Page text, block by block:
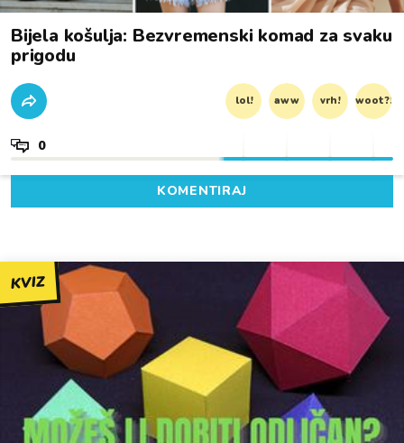
Bijela košulja: Bezvremenski komad za svaku
prigodu
lol! aww vrh! woot?!
0
KOMENTIRAJ
KVIZ